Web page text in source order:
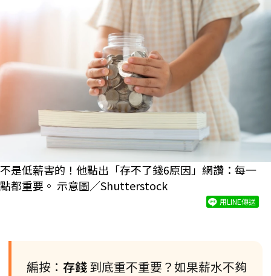
不是低薪害的！他點出「存不了錢6原因」網讚：每一
點都重要。 示意圖／Shutterstock
用LINE傳送
編按： 存錢到底重不重要？如果薪水不夠